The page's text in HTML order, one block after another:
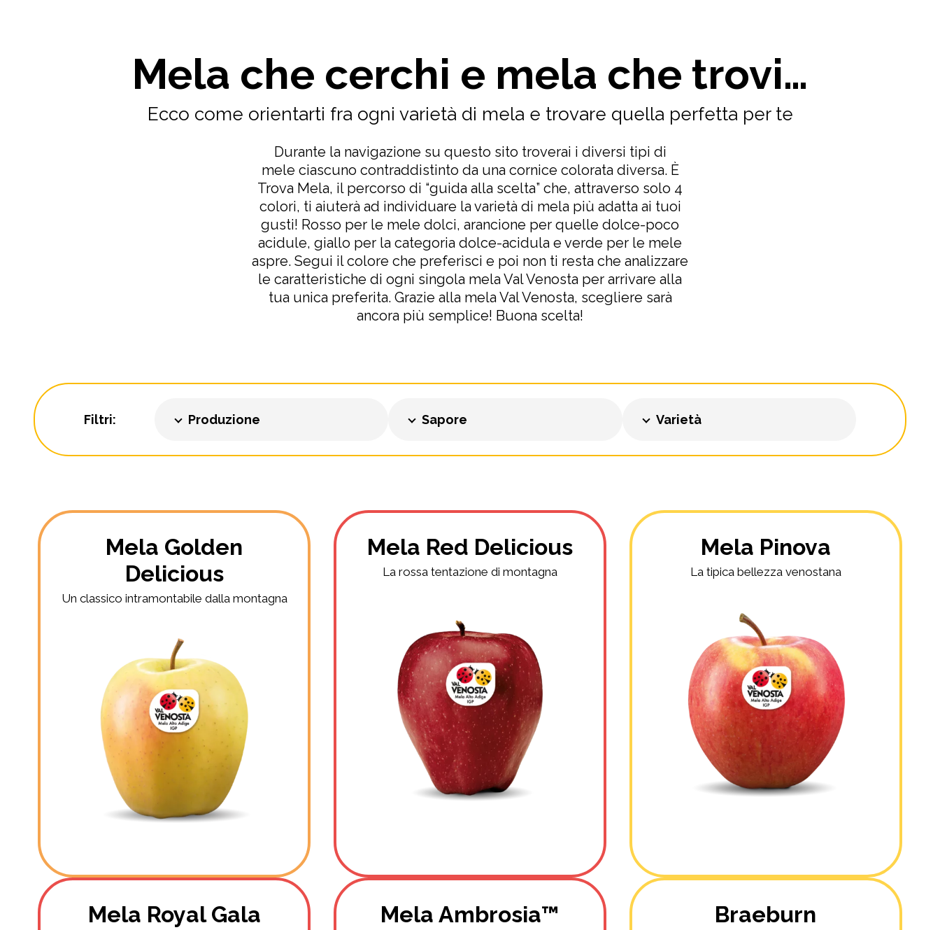
Mela che cerchi e mela che trovi…
Ecco come orientarti fra ogni varietà di mela e trovare quella perfetta per te
Durante la navigazione su questo sito troverai i diversi tipi di
mele ciascuno contraddistinto da una cornice colorata diversa. È
Trova Mela, il percorso di “guida alla scelta” che, attraverso solo 4
colori, ti aiuterà ad individuare la varietà di mela più adatta ai tuoi
gusti! Rosso per le mele dolci, arancione per quelle dolce-poco
acidule, giallo per la categoria dolce-acidula e verde per le mele
aspre. Segui il colore che preferisci e poi non ti resta che analizzare
le caratteristiche di ogni singola mela Val Venosta per arrivare alla
tua unica preferita. Grazie alla mela Val Venosta, scegliere sarà
ancora più semplice! Buona scelta!
Filtri: Produzione Sapore Varietà
Mela Golden
Delicious
Un classico intramontabile dalla montagna
Mela Red Delicious
La rossa tentazione di montagna
Mela Pinova
La tipica bellezza venostana
Mela Royal Gala ​Mela Ambrosia™ Braeburn